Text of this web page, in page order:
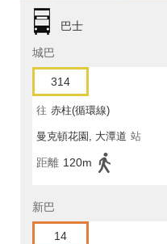
巴士
城巴
314
往 赤柱(循環線)
曼克頓花園, 大潭道 站
距離 120m
新巴
14